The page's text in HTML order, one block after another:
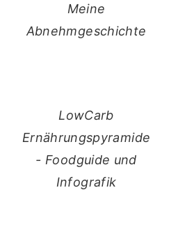
Meine
Abnehmgeschichte
LowCarb
Ernährungspyramide
- Foodguide und
Infografik